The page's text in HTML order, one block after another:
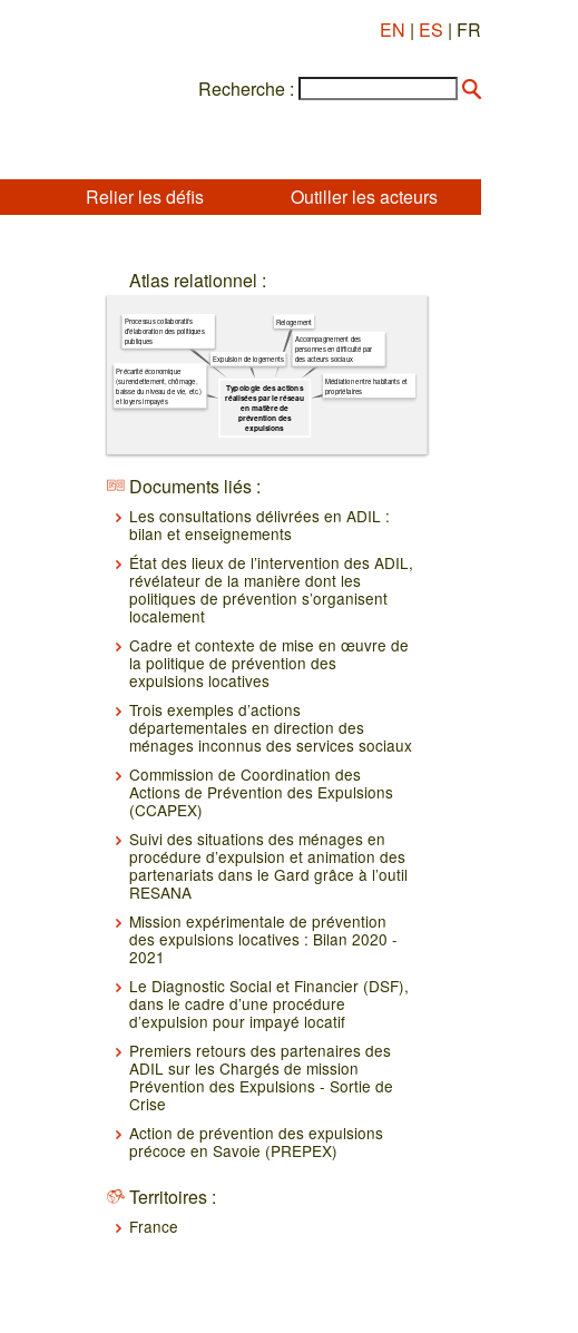
EN | ES | FR
Recherche :
Relier les défis Outiller les acteurs
Atlas relationnel :
Typologie des actions
réalisées par le réseau
en matière de
prévention des
expulsions
Médiation entre habitants et
propriétaires
Accompagnement des
personnes en difficulté par
des acteurs sociaux
Relogement
Expulsion de logements
Processus collaboratifs
d'élaboration des politiques
publiques
Précarité économique
(surendettement, chômage,
baisse du niveau de vie, etc.)
et loyers impayés
Documents liés :
Les consultations délivrées en ADIL :
bilan et enseignements
État des lieux de l’intervention des ADIL,
révélateur de la manière dont les
politiques de prévention s’organisent
localement
Cadre et contexte de mise en œuvre de
la politique de prévention des
expulsions locatives
Trois exemples d’actions
départementales en direction des
ménages inconnus des services sociaux
Commission de Coordination des
Actions de Prévention des Expulsions
(CCAPEX)
Suivi des situations des ménages en
procédure d’expulsion et animation des
partenariats dans le Gard grâce à l’outil
RESANA
Mission expérimentale de prévention
des expulsions locatives : Bilan 2020 -
2021
Le Diagnostic Social et Financier (DSF),
dans le cadre d’une procédure
d’expulsion pour impayé locatif
Premiers retours des partenaires des
ADIL sur les Chargés de mission
Prévention des Expulsions - Sortie de
Crise
Action de prévention des expulsions
précoce en Savoie (PREPEX)
Territoires :
France